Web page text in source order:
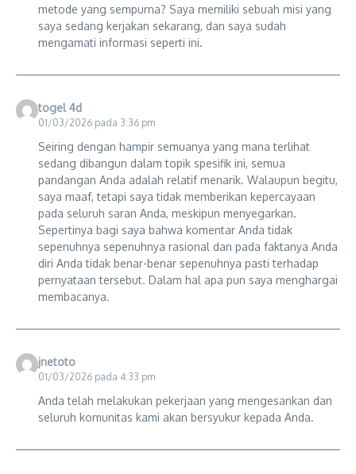
metode yang sempurna? Saya memiliki sebuah misi yang
saya sedang kerjakan sekarang, dan saya sudah
mengamati informasi seperti ini.
togel 4d
01/03/2026 pada 3:36 pm
Seiring dengan hampir semuanya yang mana terlihat
sedang dibangun dalam topik spesifik ini, semua
pandangan Anda adalah relatif menarik. Walaupun begitu,
saya maaf, tetapi saya tidak memberikan kepercayaan
pada seluruh saran Anda, meskipun menyegarkan.
Sepertinya bagi saya bahwa komentar Anda tidak
sepenuhnya sepenuhnya rasional dan pada faktanya Anda
diri Anda tidak benar-benar sepenuhnya pasti terhadap
pernyataan tersebut. Dalam hal apa pun saya menghargai
membacanya.
jnetoto
01/03/2026 pada 4:33 pm
Anda telah melakukan pekerjaan yang mengesankan dan
seluruh komunitas kami akan bersyukur kepada Anda.